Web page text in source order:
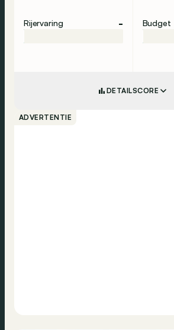
Rijervaring - Budget
DETAILSCORE
ADVERTENTIE